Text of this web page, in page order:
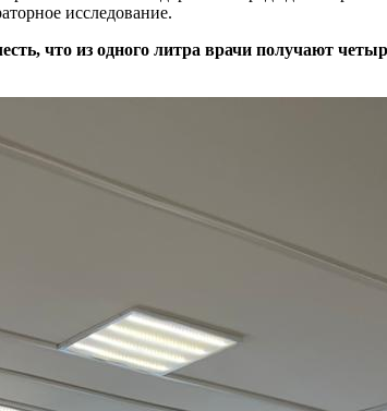
исследование.
что из одного литра врачи получают